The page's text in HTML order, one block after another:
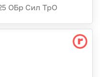
ОБр Сил ТрО